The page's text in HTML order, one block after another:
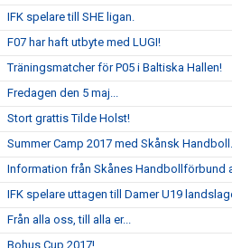
IFK spelare till SHE ligan.
F07 har haft utbyte med LUGI!
Träningsmatcher för P05 i Baltiska Hallen!
Fredagen den 5 maj...
Stort grattis Tilde Holst!
Summer Camp 2017 med Skånsk Handboll.
Information från Skånes Handbollförbund
IFK spelare uttagen till Damer U19
Från alla oss, till alla er...
Bohus Cup 2017!